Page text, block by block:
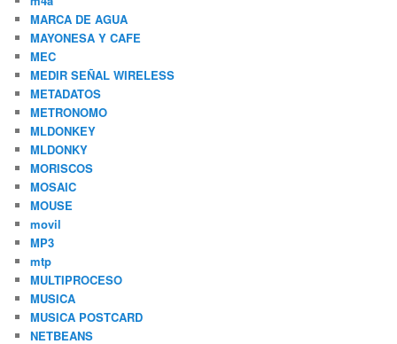
MARCA DE AGUA
MAYONESA Y CAFE
MEC
MEDIR SEÑAL WIRELESS
METADATOS
METRONOMO
MLDONKEY
MLDONKY
MORISCOS
MOSAIC
MOUSE
movil
MP3
mtp
MULTIPROCESO
MUSICA
MUSICA POSTCARD
NETBEANS